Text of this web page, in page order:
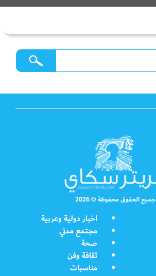
جميع الحقوق محفوظة © 2026
اخبار دولية وعربية
مجتمع مدني
صحة
ثقافة وفن
مناسبات